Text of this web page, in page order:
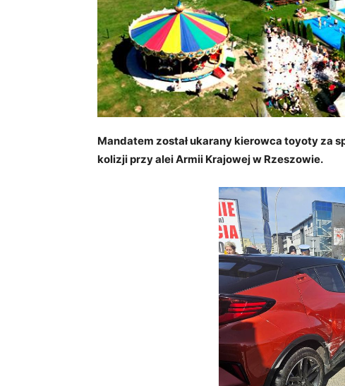
Mandatem został ukarany kierowca toyoty za
kolizji przy alei Armii Krajowej w Rzeszowie.